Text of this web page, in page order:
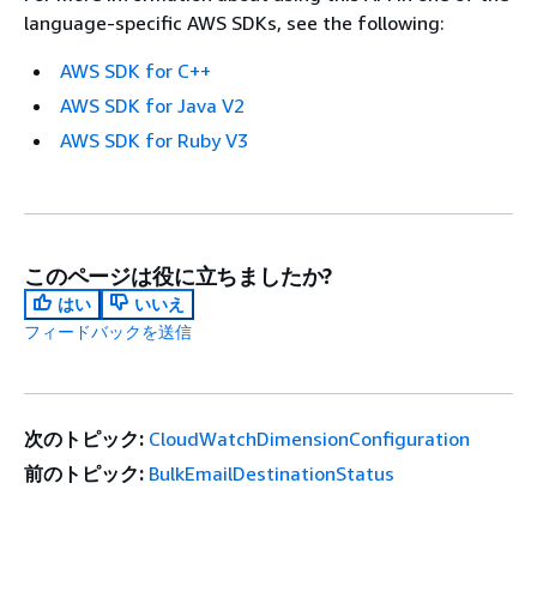
language-specific AWS SDKs, see the following:
AWS SDK for C++
AWS SDK for Java V2
AWS SDK for Ruby V3
このページは役に立ちましたか?
はい
いいえ
フィードバックを送信
次のトピック: CloudWatchDimensionConfiguration
前のトピック: BulkEmailDestinationStatus